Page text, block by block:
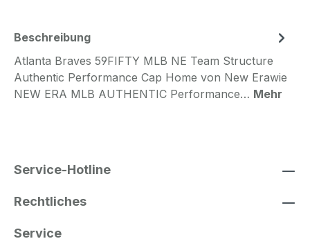
Beschreibung
Atlanta Braves 59FIFTY MLB NE Team Structure
Authentic Performance Cap Home von New Erawie
NEW ERA MLB AUTHENTIC Performance… Mehr
Service-Hotline
Rechtliches
Service